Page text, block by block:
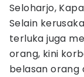
Seloharjo,
Selain
terluka juga
orang, kini
belasan orang